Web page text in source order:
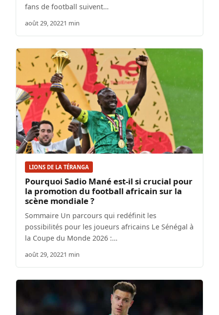
fans de football suivent…
août 29, 20221 min
LIONS DE LA TÉRANGA
Pourquoi Sadio Mané est-il si crucial pour
la promotion du football africain sur la
scène mondiale ?
Sommaire Un parcours qui redéfinit les
possibilités pour les joueurs africains Le Sénégal à
la Coupe du Monde 2026 :…
août 29, 20221 min